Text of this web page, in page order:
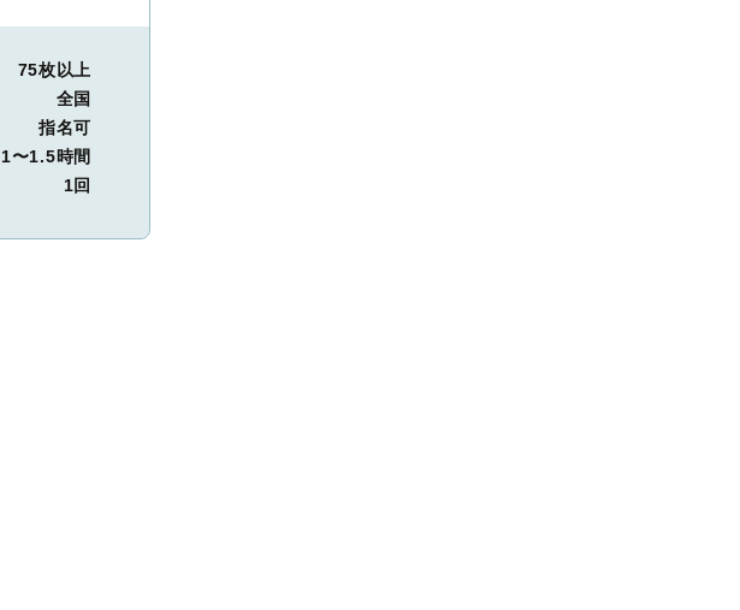
75枚以上
全国
指名可
1〜1.5時間
1回